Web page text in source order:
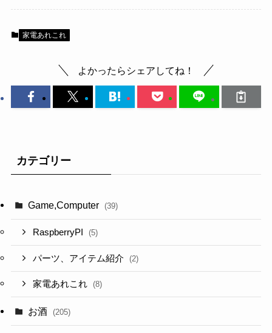
家電あれこれ
よかったらシェアしてね！
カテゴリー
Game,Computer (39)
RaspberryPI (5)
パーツ、アイテム紹介 (2)
家電あれこれ (8)
お酒 (205)